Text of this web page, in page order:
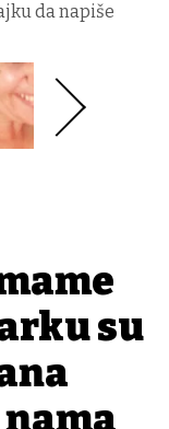
da napiše
su